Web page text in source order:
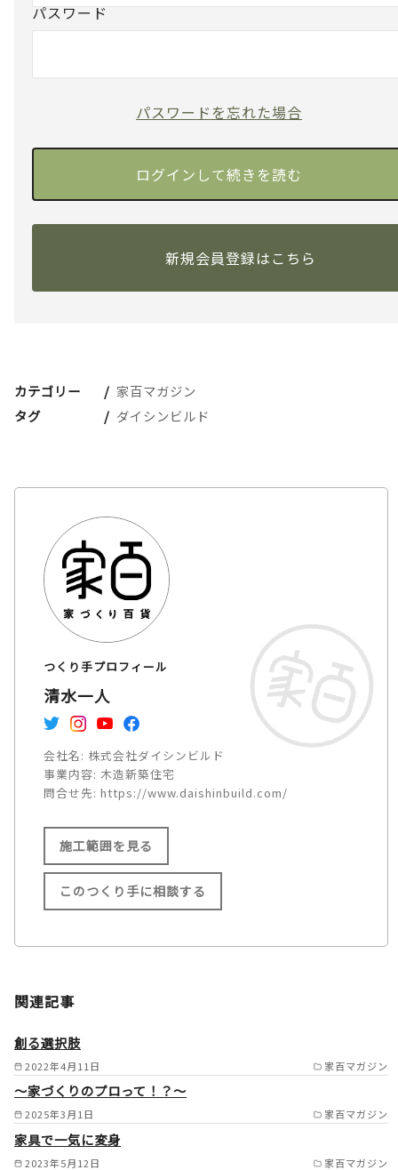
パスワード
パスワードを忘れた場合
新規会員登録はこちら
カテゴリー
家百マガジン
タグ
ダイシンビルド
つくり手プロフィール
清水一人
会社名: 株式会社ダイシンビルド
事業内容: 木造新築住宅
問合せ先: https://www.daishinbuild.com/
施工範囲を見る
施工範囲
市/伊丹市/尼崎市/西宮市/芦屋
市/島本町/大山崎町/長岡京市/
京都市/宇治市/京田辺市/八幡
市/交野市/城陽市/寝屋川市/守
このつくり手に相談する
関連記事
2022年4月11日 家百マガジン
創る選択肢
2025年3月1日 家百マガジン
～家づくりのプロって！？～
2023年5月12日 家百マガジン
家具で一気に変身